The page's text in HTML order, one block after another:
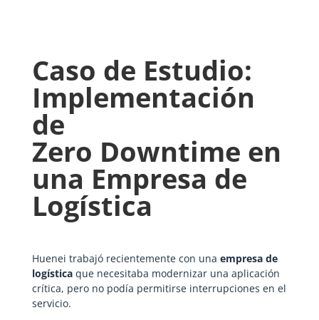
Caso de Estudio:
Implementación
de
Zero Downtime en
una Empresa de
Logística
Huenei trabajó recientemente con una empresa de
logísticaque necesitaba modernizar una aplicación
crítica, pero no podía permitirse interrupciones en el
servicio.